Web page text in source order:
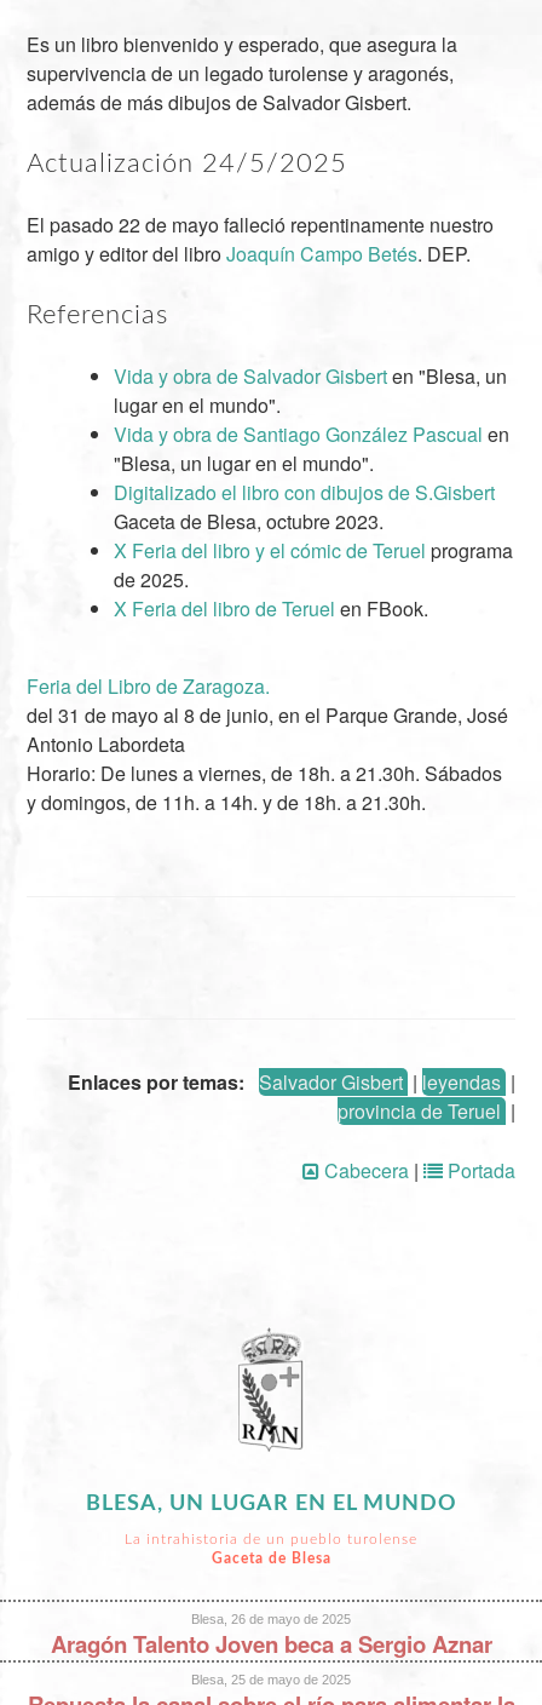
Es un libro bienvenido y esperado, que asegura la
supervivencia de un legado turolense y aragonés,
además de más dibujos de Salvador Gisbert.
Actualización 24/5/2025
El pasado 22 de mayo falleció repentinamente nuestro
amigo y editor del libroJoaquín Campo Betés. DEP.
Referencias
Vida y obra de Salvador Gisberten "Blesa, un
lugar en el mundo".
Vida y obra de Santiago González Pascual en
"Blesa, un lugar en el mundo".
Digitalizado el libro con dibujos de S.Gisbert
Gaceta de Blesa, octubre 2023.
X Feria del libro y el cómic de Teruel programa
de 2025.
X Feria del libro de Teruel en FBook.
Feria del Libro de Zaragoza.
del 31 de mayo al 8 de junio, en el Parque Grande, José
Antonio Labordeta
Horario: De lunes a viernes, de 18h. a 21.30h. Sábados
y domingos, de 11h. a 14h. y de 18h. a 21.30h.
Enlaces por temas: Salvador Gisbert| leyendas|
provincia de Teruel|
Cabecera| Portada
BLESA, UN LUGAR EN EL MUNDO
La intrahistoria de un pueblo turolense
Gaceta de Blesa
Blesa, 26 de mayo de 2025
Aragón Talento Joven beca a Sergio Aznar
Blesa, 25 de mayo de 2025